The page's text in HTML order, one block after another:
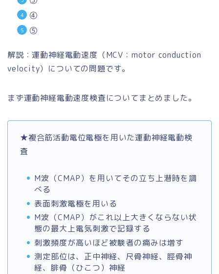
④
⑤
解説：運動神経電動速度（MCV：motor conduction
velocity）についての問題です。
まず運動神経電動速度検査についてまとめました。
★複合筋活動電位電極を用いた運動神経電動検
査
M波（CMAP）を用いてその立ち上潜時を調
べる
表面刺激電極を用いる
M波（CMAP）がこれ以上大きくならない状
態の最大上電気刺激で記録する
刺激頻度が高いほど被験者の痛みは増す
測定部位は、正中神経、尺骨神経、脛骨神
経、腓骨（ひこつ）神経